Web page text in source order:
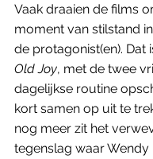
Vaak draaien de films
moment van stilstand
de protagonist(en). Dat
Old Joy, met de twee
dagelijkse routine
kort samen op uit te
nog meer zit het
tegenslag waar Wendy